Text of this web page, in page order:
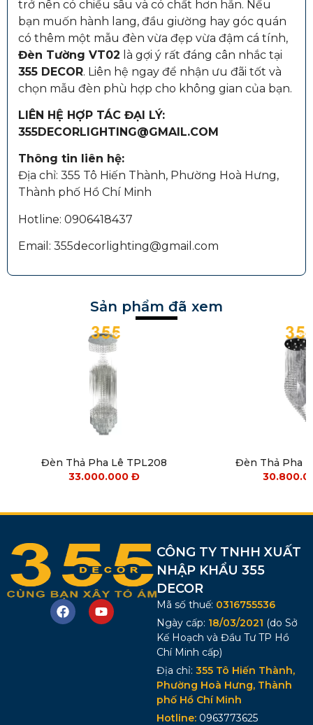
trở nên có chiều sâu và có chất hơn hẳn. Nếu
bạn muốn hành lang, đầu giường hay góc quán
có thêm một mẫu đèn vừa đẹp vừa đậm cá tính,
Đèn Tường VT02 là gợi ý rất đáng cân nhắc tại
355 DECOR. Liên hệ ngay để nhận ưu đãi tốt và
chọn mẫu đèn phù hợp cho không gian của bạn.
LIÊN HỆ HỢP TÁC ĐẠI LÝ:
355DECORLIGHTING@GMAIL.COM
Thông tin liên hệ:
Địa chỉ: 355 Tô Hiến Thành, Phường Hoà Hưng,
Thành phố Hồ Chí Minh
Hotline: 0906418437
Email: 355decorlighting@gmail.com
Sản phẩm đã xem
Đèn Thả Pha Lê TPL208
33.000.000Đ
Đèn Thả Pha
CÔNG TY TNHH XUẤT
NHẬP KHẨU 355
DECOR
Mã số thuế: 0316755536
Ngày cấp: 18/03/2021 (do Sở
Kế Hoạch và Đầu Tư TP Hồ
Chí Minh cấp)
Địa chỉ: 355 Tô Hiến Thành,
Phường Hoà Hưng, Thành
phố Hồ Chí Minh
Hotline: 0963773625